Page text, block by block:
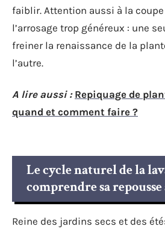
faiblir. Attention aussi à la
l’arrosage trop généreux : une
freiner la renaissance de la
l’autre.
A lire aussi : Repiquage de
quand et comment faire ?
Le cycle naturel de la
comprendre sa
Reine des jardins secs et des